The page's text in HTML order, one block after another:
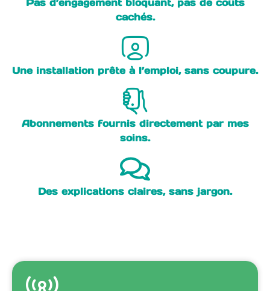
Pas d’engagement bloquant, pas de coûts
cachés.
Une installation prête à l’emploi, sans coupure.
Abonnements fournis directement par mes
soins.
Des explications claires, sans jargon.